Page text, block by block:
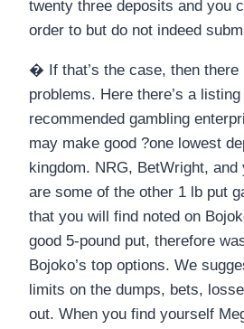
twenty three deposits and you
order to but do not indeed
� If that’s the case, then there
problems. Here there’s a
recommended gambling
may make good ?one lowest
kingdom. NRG, BetWright, and
are some of the other 1 lb put
that you will find noted on
good 5-pound put, therefore
Bojoko’s top options. We
limits on the dumps, bets,
out. When you find yourself